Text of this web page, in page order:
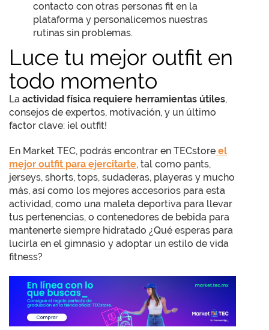
contacto con otras personas fit en la
plataforma y personalicemos nuestras
rutinas sin problemas.
Luce tu mejor outfit en
todo momento
La actividad física requiere herramientas útiles,
consejos de expertos, motivación, y un último
factor clave: ¡el outfit!
En Market TEC, podrás encontrar en TECstore el
mejor outfit para ejercitarte, tal como pants,
jerseys, shorts, tops, sudaderas, playeras y mucho
más, así como los mejores accesorios para esta
actividad, como una maleta deportiva para llevar
tus pertenencias, o contenedores de bebida para
mantenerte siempre hidratado ¿Qué esperas para
lucirla en el gimnasio y adoptar un estilo de vida
fitness?